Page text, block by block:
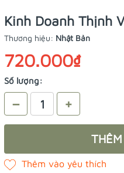
Kinh Doanh Thịnh
Thương hiệu: Nhật Bản
720.000₫
Số lượng:
– +